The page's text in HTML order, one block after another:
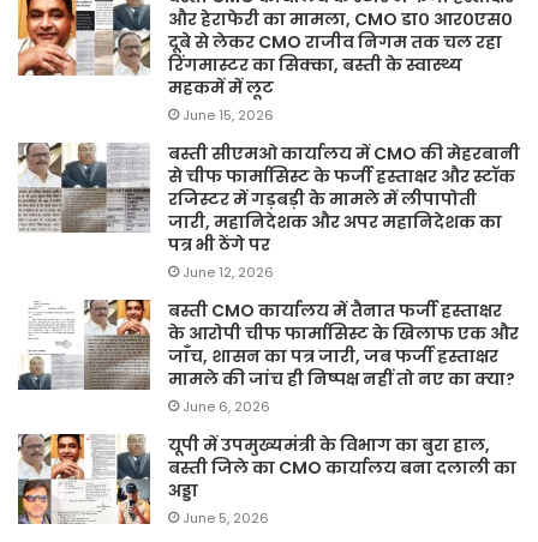
और हेराफेरी का मामला, CMO डा० आर०एस०
दूबे से लेकर CMO राजीव निगम तक चल रहा
रिंगमास्टर का सिक्का, बस्ती के स्वास्थ्य
महकमें में लूट
June 15, 2026
बस्ती सीएमओ कार्यालय में CMO की मेहरबानी
से चीफ फार्मासिस्ट के फर्जी हस्ताक्षर और स्टॉक
रजिस्टर में गड़बड़ी के मामले में लीपापोती
जारी, महानिदेशक और अपर महानिदेशक का
पत्र भी ठेंगे पर
June 12, 2026
बस्ती CMO कार्यालय में तैनात फर्जी हस्ताक्षर
के आरोपी चीफ फार्मासिस्ट के खिलाफ एक और
जाँच, शासन का पत्र जारी, जब फर्जी हस्ताक्षर
मामले की जांच ही निष्पक्ष नहीं तो नए का क्या?
June 6, 2026
यूपी में उपमुख्यमंत्री के विभाग का बुरा हाल,
बस्ती जिले का CMO कार्यालय बना दलाली का
अड्डा
June 5, 2026